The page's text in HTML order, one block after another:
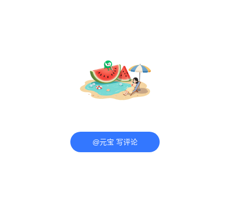
@元宝 写评论